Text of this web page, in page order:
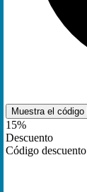
Muestra el código
15%
Descuento
Código descuento